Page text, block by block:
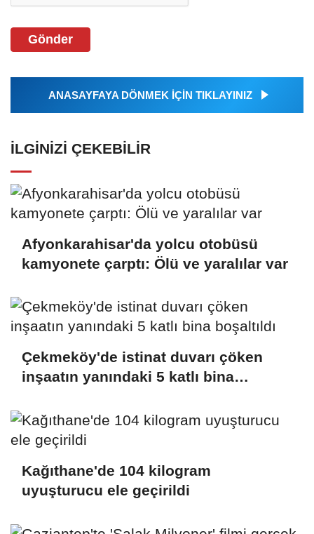
Gönder
ANASAYFAYA DÖNMEK İÇİN TIKLAYINIZ
İLGINIZI ÇEKEBILIR
Afyonkarahisar'da yolcu otobüsü
kamyonete çarptı: Ölü ve yaralılar var
Çekmeköy'de istinat duvarı çöken
inşaatın yanındaki 5 katlı bina
Kağıthane'de 104 kilogram
uyuşturucu ele geçirildi